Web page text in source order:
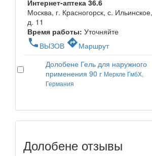
Интернет-аптека 36.6
Москва, г. Красногорск, с.
д. 11
Время работы: Уточняйте
phone ВЫЗОВ directionsМаршрут
Долобене Гель для наружного
применения 90 г Меркле ГмбХ,
Германия
Долобене отзывы